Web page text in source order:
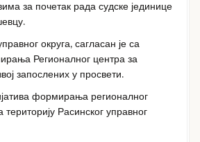
за почетак рада судске јединице
округа, сагласан је са
Регионалног центра за
запослених у просвети.
формирања регионалног
Расинског управног